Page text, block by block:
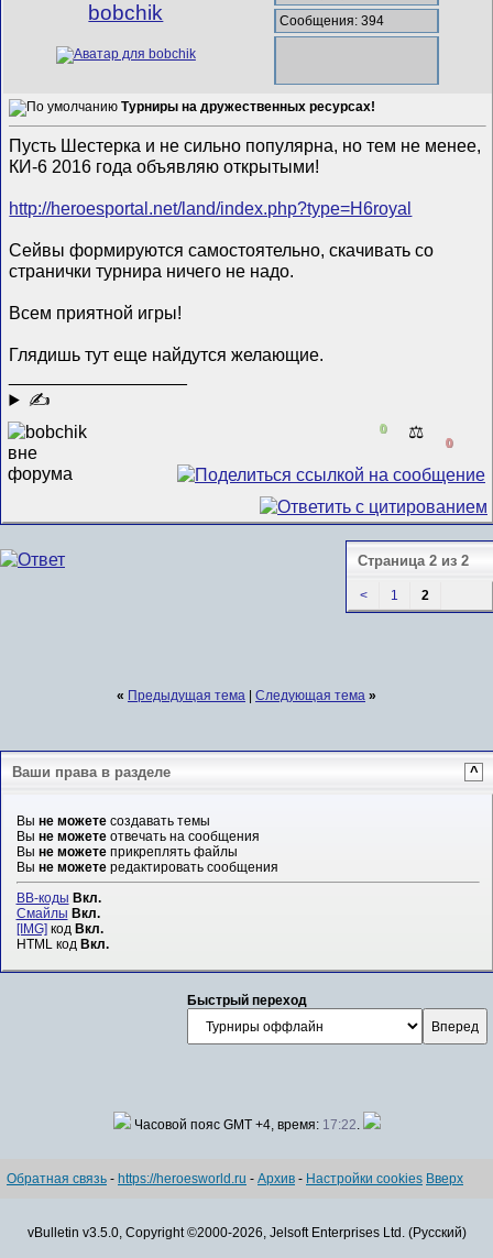
bobchik
Сообщения: 394
Турниры на дружественных ресурсах!
Пусть Шестерка и не сильно популярна, но тем не менее,
КИ-6 2016 года объявляю открытыми!
http://heroesportal.net/land/index.php?type=H6royal
Сейвы формируются самостоятельно, скачивать со
странички турнира ничего не надо.
Всем приятной игры!
Глядишь тут еще найдутся желающие.
✍
0 ⚖️
0
Страница 2 из 2
< 1 2
« Предыдущая тема Следующая тема »
Ваши права в разделе ^
Вы не можетесоздавать темы
Вы не можетеотвечать на сообщения
Вы не можетеприкреплять файлы
Вы не можетередактировать сообщения
BB-коды Вкл.
Смайлы Вкл.
[IMG]код Вкл.
HTML код Вкл.
Быстрый переход
Часовой пояс GMT +4, время: 17:22.
Обратная связь - https://heroesworld.ru - Архив - Настройки cookies Вверх
vBulletin v3.5.0, Copyright ©2000-2026, Jelsoft Enterprises Ltd. (Русский)